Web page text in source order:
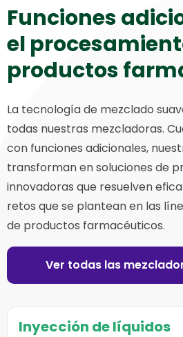
Funciones
el
productos
La tecnología de mezclado
todas nuestras mezcladoras.
con funciones adicionales,
transforman en soluciones de
innovadoras que resuelven
retos que se plantean en las
de productos farmacéuticos.
Ver todas las
Inyección de líquidos